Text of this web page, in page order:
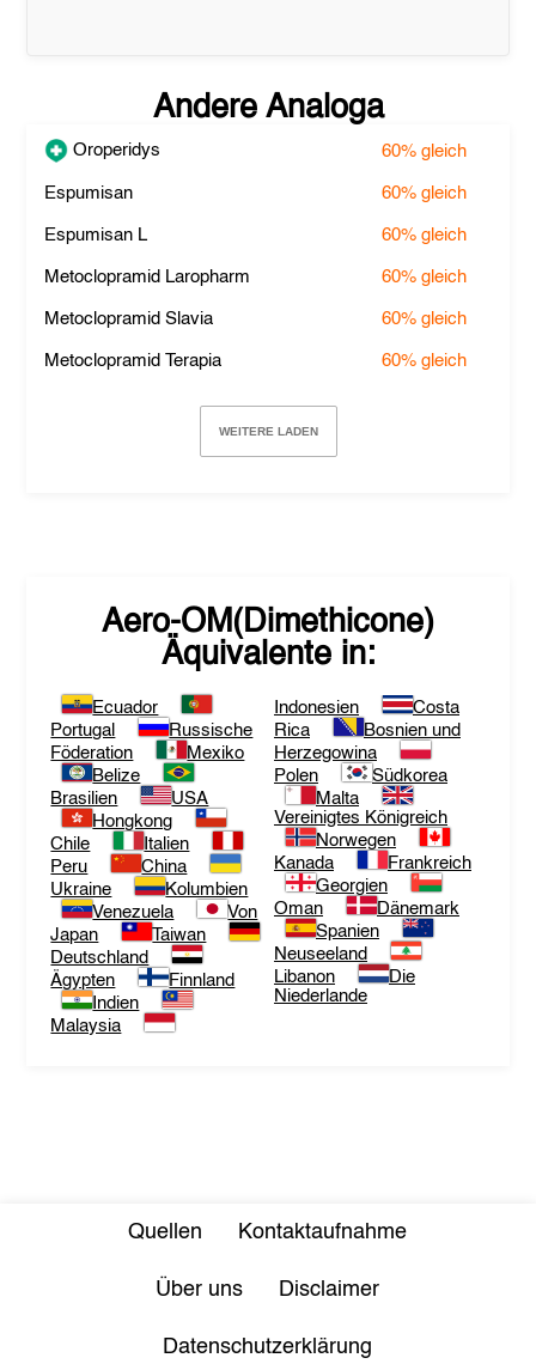
Andere Analoga
Oroperidys 60%gleich
Espumisan 60%gleich
Espumisan L 60%gleich
Metoclopramid Laropharm 60%gleich
Metoclopramid Slavia 60%gleich
Metoclopramid Terapia 60%gleich
WEITERE LADEN
Aero-OM(Dimethicone)
Äquivalente in:
Ecuador
Portugal
Russische
Föderation
Mexiko
Belize
Brasilien
USA
Hongkong
Chile
Italien
Peru
China
Ukraine
Kolumbien
Venezuela
Von
Japan
Taiwan
Deutschland
Ägypten
Finnland
Indien
Malaysia
Indonesien
Costa
Rica
Bosnien und
Herzegowina
Polen
Südkorea
Malta
Vereinigtes Königreich
Norwegen
Kanada
Frankreich
Georgien
Oman
Dänemark
Spanien
Neuseeland
Libanon
Die
Niederlande
Quellen Kontaktaufnahme
Über uns Disclaimer
Datenschutzerklärung